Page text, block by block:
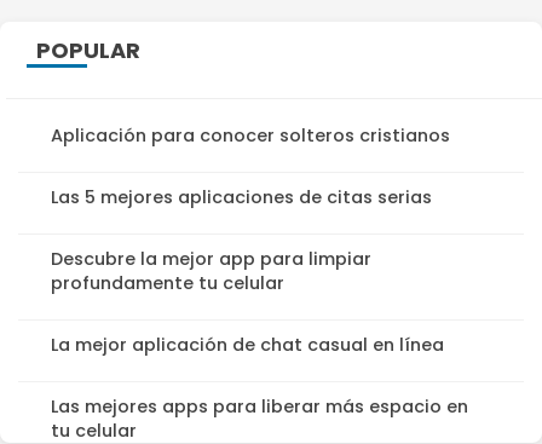
POPULAR
Aplicación para conocer solteros cristianos
Las 5 mejores aplicaciones de citas serias
Descubre la mejor app para limpiar
profundamente tu celular
La mejor aplicación de chat casual en línea
Las mejores apps para liberar más espacio en
tu celular